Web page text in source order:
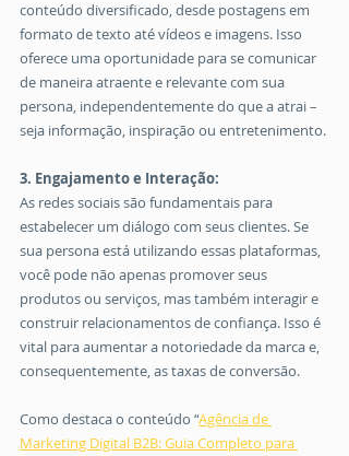
conteúdo diversificado, desde postagens em
formato de texto até vídeos e imagens. Isso
oferece uma oportunidade para se comunicar
de maneira atraente e relevante com sua
persona, independentemente do que a atrai –
seja informação, inspiração ou entretenimento.
3. Engajamento e Interação:
As redes sociais são fundamentais para
estabelecer um diálogo com seus clientes. Se
sua persona está utilizando essas plataformas,
você pode não apenas promover seus
produtos ou serviços, mas também interagir e
construir relacionamentos de confiança. Isso é
vital para aumentar a notoriedade da marca e,
consequentemente, as taxas de conversão.
Como destaca o conteúdo “Agência de
Marketing Digital B2B: Guia Completo para